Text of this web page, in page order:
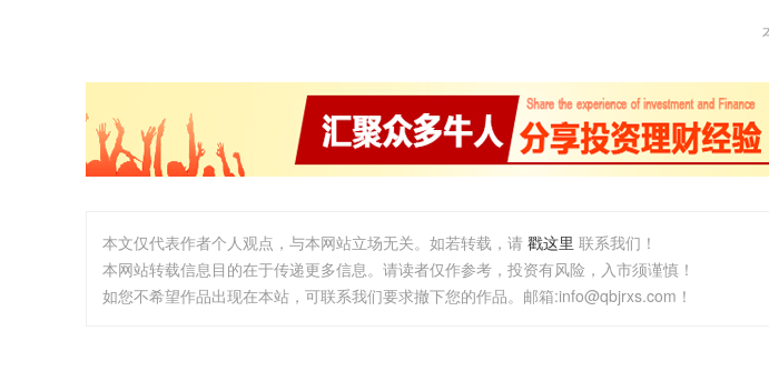
本文仅代表作者个人观点，与本网站立场无关。如若转载，请 戳这里 联系我们！
本网站转载信息目的在于传递更多信息。请读者仅作参考，投资有风险，入市须谨慎！
如您不希望作品出现在本站，可联系我们要求撤下您的作品。邮箱:info@qbjrxs.com！